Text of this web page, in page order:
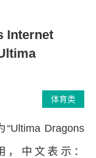
Internet
体育类
Dragons
，中文表示：